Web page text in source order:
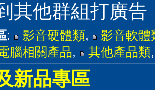
其他群組打廣告
: 影音硬體類,
影音軟體
腦相關產品, 其他產品類
新品專區